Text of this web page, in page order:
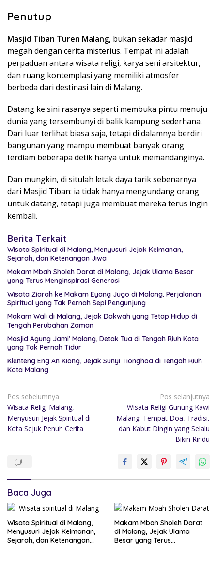
Penutup
Masjid Tiban Turen Malang, bukan sekadar masjid
megah dengan cerita misterius. Tempat ini adalah
perpaduan antara wisata religi, karya seni arsitektur,
dan ruang kontemplasi yang memiliki atmosfer
berbeda dari destinasi lain di Malang.
Datang ke sini rasanya seperti membuka pintu menuju
dunia yang tersembunyi di balik kampung sederhana.
Dari luar terlihat biasa saja, tetapi di dalamnya berdiri
bangunan yang mampu membuat banyak orang
terdiam beberapa detik hanya untuk memandanginya.
Dan mungkin, di situlah letak daya tarik sebenarnya
dari Masjid Tiban: ia tidak hanya mengundang orang
untuk datang, tetapi juga membuat mereka terus ingin
kembali.
Berita Terkait
Wisata Spiritual di Malang, Menyusuri Jejak Keimanan,
Sejarah, dan Ketenangan Jiwa
Makam Mbah Sholeh Darat di Malang, Jejak Ulama Besar
yang Terus Menginspirasi Generasi
Wisata Ziarah ke Makam Eyang Jugo di Malang, Perjalanan
Spiritual yang Tak Pernah Sepi Pengunjung
Makam Wali di Malang, Jejak Dakwah yang Tetap Hidup di
Tengah Perubahan Zaman
Masjid Agung Jami’ Malang, Detak Tua di Tengah Riuh Kota
yang Tak Pernah Tidur
Klenteng Eng An Kiong, Jejak Sunyi Tionghoa di Tengah Riuh
Kota Malang
Pos sebelumnya
Wisata Religi Malang,
Menyusuri Jejak Spiritual di
Kota Sejuk Penuh Cerita
Pos selanjutnya
Wisata Religi Gunung Kawi
Malang: Tempat Doa, Tradisi,
dan Kabut Dingin yang Selalu
Bikin Rindu
Baca Juga
Wisata Spiritual di Malang,
Menyusuri Jejak Keimanan,
Sejarah, dan Ketenangan
Makam Mbah Sholeh Darat
di Malang, Jejak Ulama
Besar yang Terus